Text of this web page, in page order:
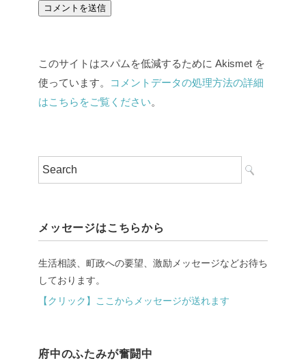
このサイトはスパムを低減するために Akismet を
使っています。
コメントデータの処理方法の詳細
はこちらをご覧ください。
メッセージはこちらから
生活相談、町政への要望、激励メッセージなどお待ち
しております。
【クリック】ここからメッセージが送れます
府中のふたみが奮闘中